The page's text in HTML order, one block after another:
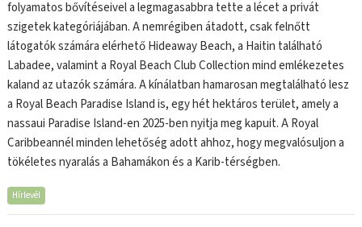
folyamatos bővítéseivel a legmagasabbra tette a lécet a privát
szigetek kategóriájában. A nemrégiben átadott, csak felnőtt
látogatók számára elérhető Hideaway Beach, a Haitin található
Labadee, valamint a Royal Beach Club Collection mind emlékezetes
kaland az utazók számára. A kínálatban hamarosan megtalálható lesz
a Royal Beach Paradise Island is, egy hét hektáros terület, amely a
nassaui Paradise Island-en 2025-ben nyitja meg kapuit. A Royal
Caribbeannél minden lehetőség adott ahhoz, hogy megvalósuljon a
tökéletes nyaralás a Bahamákon és a Karib-térségben.
Hírlevél